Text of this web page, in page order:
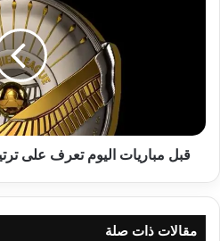
المصري
قبل مباريات اليوم تعرف على
مقالات ذات صلة